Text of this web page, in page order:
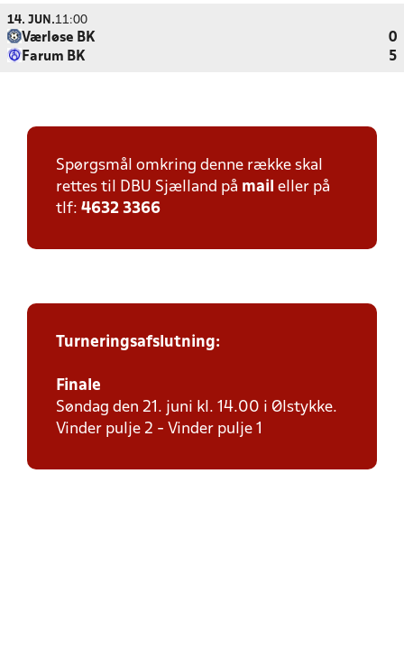
14. JUN.11:00
Værløse BK
0
Farum BK
5
Spørgsmål omkring denne række skal
rettes til DBU Sjælland på mail eller på
tlf: 4632 3366
Turneringsafslutning:
Finale
Søndag den 21. juni kl. 14.00 i Ølstykke.
Vinder pulje 2 - Vinder pulje 1